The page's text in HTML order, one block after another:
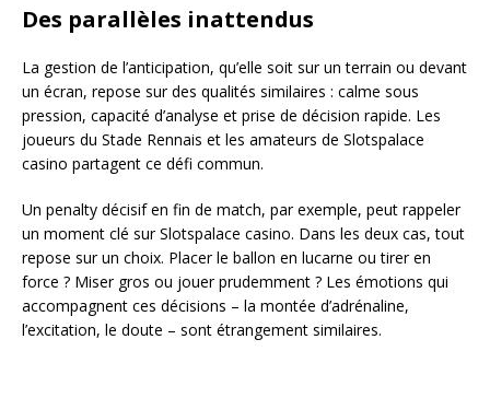
Des parallèles inattendus
La gestion de l’anticipation, qu’elle soit sur un terrain ou devant
un écran, repose sur des qualités similaires : calme sous
pression, capacité d’analyse et prise de décision rapide. Les
joueurs du Stade Rennais et les amateurs de Slotspalace
casino partagent ce défi commun.
Un penalty décisif en fin de match, par exemple, peut rappeler
un moment clé sur Slotspalace casino. Dans les deux cas, tout
repose sur un choix. Placer le ballon en lucarne ou tirer en
force ? Miser gros ou jouer prudemment ? Les émotions qui
accompagnent ces décisions – la montée d’adrénaline,
l’excitation, le doute – sont étrangement similaires.